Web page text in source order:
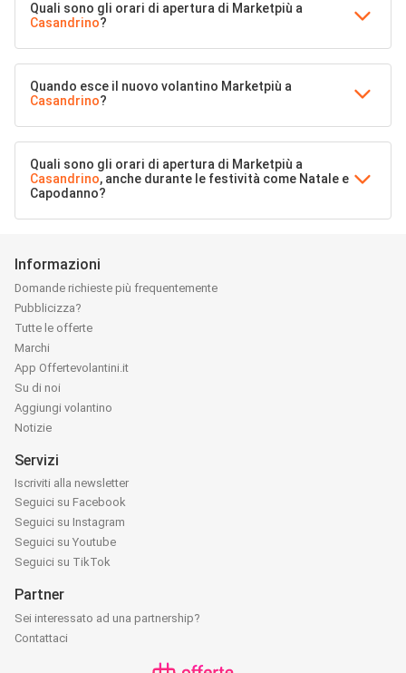
Quali sono gli orari di apertura di Marketpiù a
Casandrino?
Quando esce il nuovo volantino Marketpiù a
Casandrino?
Quali sono gli orari di apertura di Marketpiù a
Casandrino, anche durante le festività come Natale e
Capodanno?
Informazioni
Domande richieste più frequentemente
Pubblicizza?
Tutte le offerte
Marchi
App Offertevolantini.it
Su di noi
Aggiungi volantino
Notizie
Servizi
Iscriviti alla newsletter
Seguici su Facebook
Seguici su Instagram
Seguici su Youtube
Seguici su TikTok
Partner
Sei interessato ad una partnership?
Contattaci